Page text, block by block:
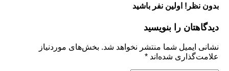
اولین نفر باشید
را بنویسید
ایمیل شما منتشر نخواهد شد. بخش‌های موردنیاز
شده‌اند*